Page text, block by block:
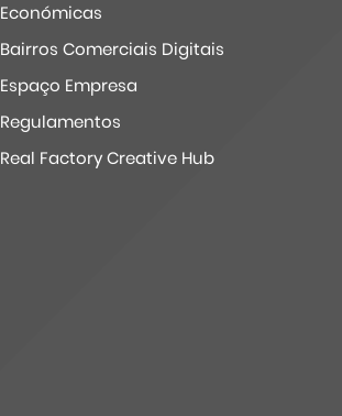
Económicas
Bairros Comerciais Digitais
Espaço Empresa
Regulamentos
Real Factory Creative Hub